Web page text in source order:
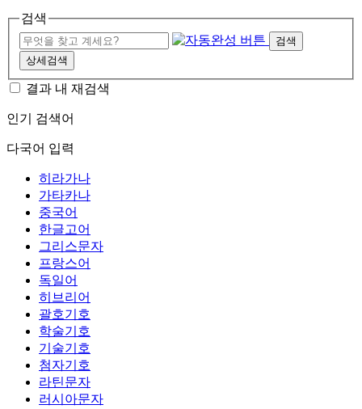
검색
검색
상세검색
결과 내 재검색
인기 검색어
다국어 입력
히라가나
가타카나
중국어
한글고어
그리스문자
프랑스어
독일어
히브리어
괄호기호
학술기호
기술기호
첨자기호
라틴문자
러시아문자